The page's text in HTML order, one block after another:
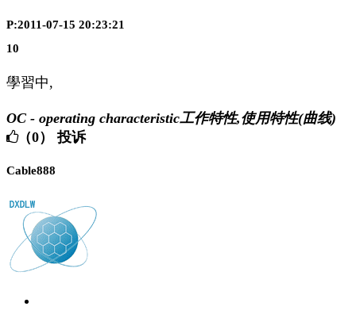
P:2011-07-15 20:23:21
10
學習中,
OC - operating characteristic工作特性,使用特性(曲线)
（0）
投诉
Cable888